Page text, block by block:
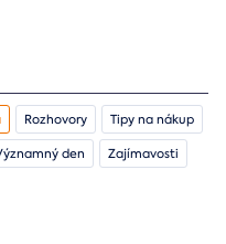
Rozhovory Tipy na nákup
den Zajímavosti